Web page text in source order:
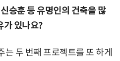
승훈 등 유명인의 건축을 많
가 있나요?
두 번째 프로젝트를 또 하게